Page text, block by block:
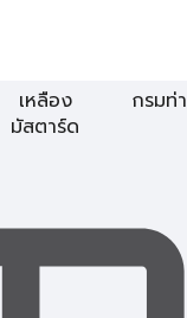
เหลือง
มัสตาร์ด
กรมท่า